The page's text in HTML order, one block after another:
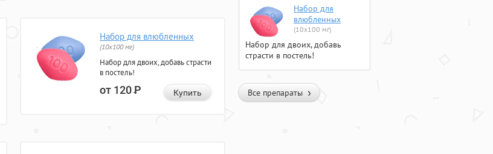
Набор для влюбленных
(10х100 мг)
Набор для двоих, добавь страсти
в постель!
от 120Р Купить
Набор для
влюбленных
(10х100 мг)
Набор для двоих, добавь
страсти в постель!
Все препараты